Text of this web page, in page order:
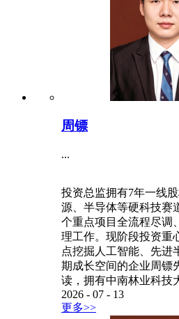
周镖
...
投资总监拥有7年一线
源、半导体等硬科技赛
个重点项目全流程尽调
理工作。现阶段投资重
点挖掘人工智能、先进
期成长空间的企业周镖
读，拥有中南林业科技
2026 - 07 - 13
更多>>